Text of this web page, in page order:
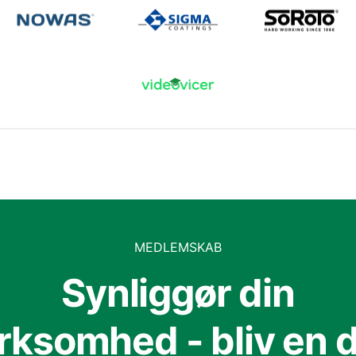
MEDLEMSKAB
Synliggør din
- bliv en